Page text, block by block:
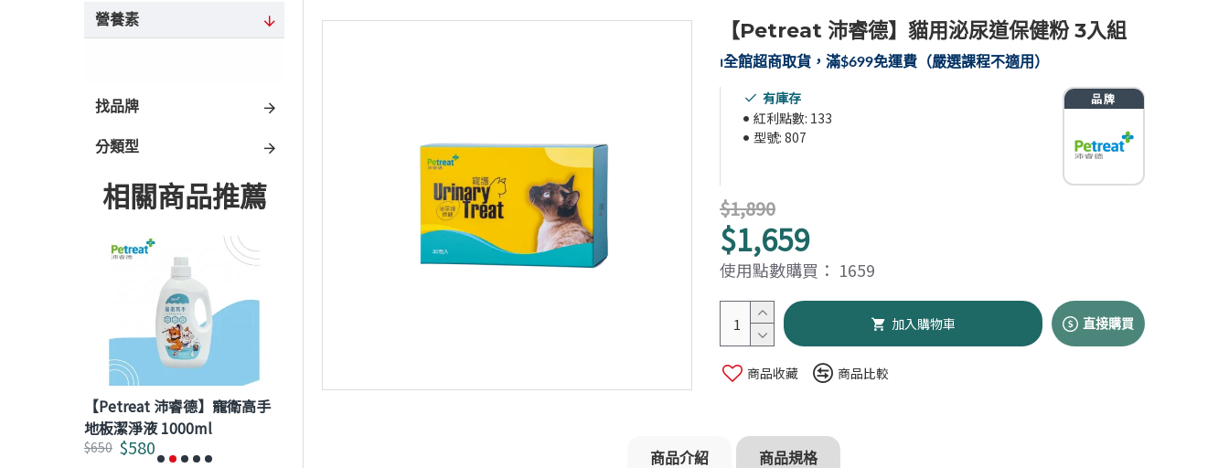
營養素
找品牌
分類型
相關商品推薦
【Petreat 沛睿德】寵衛高手
地板潔淨液 1000ml
$580
$650 $1,200
$1,560
【Petreat 沛睿德】貓用泌尿道保健粉 3入組
⏐全館超商取貨，滿$699免運費（嚴選課程不適用）
有庫存
紅利點數: 133
型號: 807
$1,659
$1,890
使用點數購買： 1659
加入購物車 直接購買
商品收藏 商品比較
商品介紹 商品規格